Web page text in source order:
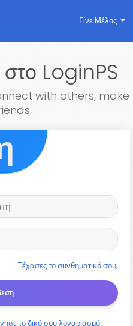
Γίνε Μέλος
LoginPS
with others, make
Ξέχασες το συνθηματικό σου;
το δικό σου λογαριασμό